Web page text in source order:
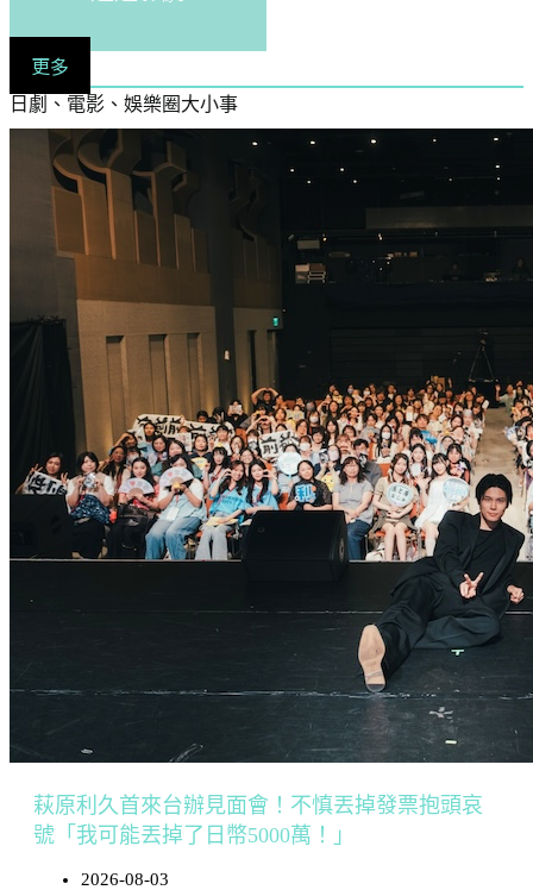
更多
日劇、電影、娛樂圈大小事
萩原利久首來台辦見面會！不慎丟掉發票抱頭哀
號「我可能丟掉了日幣5000萬！」
2026-08-03